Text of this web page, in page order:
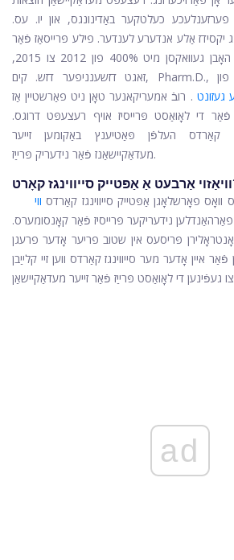
בעערעך 17% פון פערזענלעכע כעלטקער באַדינונגס, און יו. עס.
יקסידז אַלע אנדערע לענדער. פילע פּרייסאַז פֿאַר
דזשאַנעריק מעדאַקיישאַנז האָבן געוואקסן מיט 400% פון 2012 צו 2015,
זאגט דזשענניפער דזש. קים, Pharm.D., אַססיסטאַנט דירעקטאָר פון
געזונט . רובֿ אמעריקאנער טאָן ניט פאַרשטיין אַז
פֿאַר די לאָואַסט פּרייסיז אויף רעצעפּט דרוגס.
קאַרדס העלפֿן פּאַטיענץ באַקומען זייער
מעדאַקיישאַנז פֿאַר נידעריק פּרייַז.
קאָרט?
פאָרשלאָגן אַפּטייק סייווינגז קאַרדס
נידעריקער פּרייסיז פֿאַר קאָנסומערס.
פּריסעס אין שטוב פריער אָדער פרעגן
איין אָדער מער סייווינגז קאַרדס ווען זיי קלייַבן
ad